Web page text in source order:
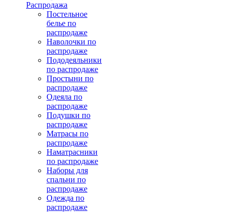
Распродажа
Постельное
белье по
распродаже
Наволочки по
распродаже
Пододеяльники
по распродаже
Простыни по
распродаже
Одеяла по
распродаже
Подушки по
распродаже
Матрасы по
распродаже
Наматрасники
по распродаже
Наборы для
спальни по
распродаже
Одежда по
распродаже